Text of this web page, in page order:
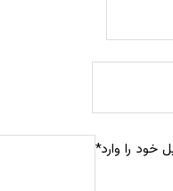
خود را وارد*